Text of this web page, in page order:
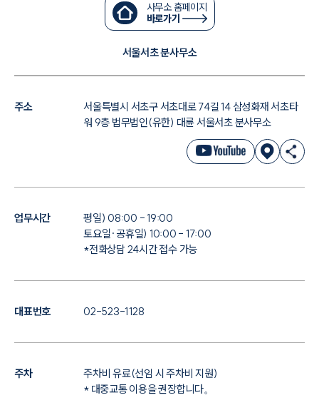
사무소 홈페이지
바로가기
서울서초 분사무소
주소
서울특별시 서초구 서초대로 74길 14 삼성화재 서초타
워 9층 법무법인(유한) 대륜 서울서초 분사무소
업무시간
평일) 08:00 - 19:00
토요일·공휴일) 10:00 - 17:00
*전화상담 24시간 접수 가능
대표번호 02-523-1128
주차
주차비 유료(선임 시 주차비 지원)
* 대중교통 이용을 권장합니다。